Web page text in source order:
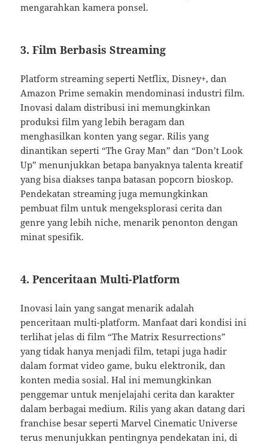
mengarahkan kamera ponsel.
3. Film Berbasis Streaming
Platform streaming seperti Netflix, Disney+, dan
Amazon Prime semakin mendominasi industri film.
Inovasi dalam distribusi ini memungkinkan
produksi film yang lebih beragam dan
menghasilkan konten yang segar. Rilis yang
dinantikan seperti “The Gray Man” dan “Don’t Look
Up” menunjukkan betapa banyaknya talenta kreatif
yang bisa diakses tanpa batasan popcorn bioskop.
Pendekatan streaming juga memungkinkan
pembuat film untuk mengeksplorasi cerita dan
genre yang lebih niche, menarik penonton dengan
minat spesifik.
4. Penceritaan Multi-Platform
Inovasi lain yang sangat menarik adalah
penceritaan multi-platform. Manfaat dari kondisi ini
terlihat jelas di film “The Matrix Resurrections”
yang tidak hanya menjadi film, tetapi juga hadir
dalam format video game, buku elektronik, dan
konten media sosial. Hal ini memungkinkan
penggemar untuk menjelajahi cerita dan karakter
dalam berbagai medium. Rilis yang akan datang dari
franchise besar seperti Marvel Cinematic Universe
terus menunjukkan pentingnya pendekatan ini, di